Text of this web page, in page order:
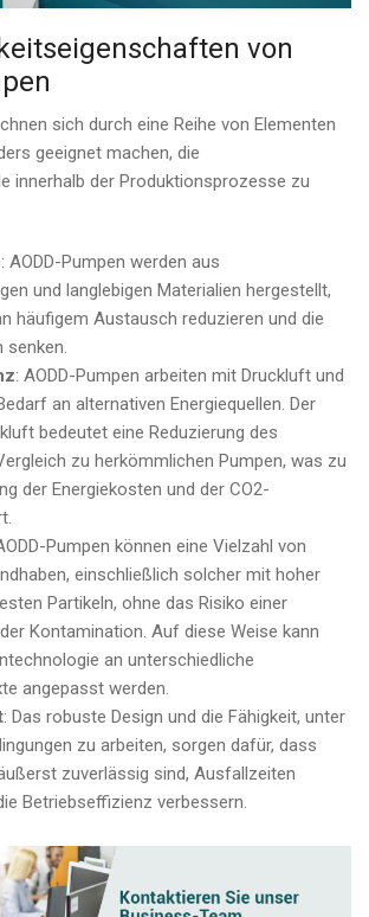
von
sich durch eine Reihe von Elementen
geeignet machen, die
innerhalb der Produktionsprozesse zu
: AODD-Pumpen werden aus
und langlebigen Materialien hergestellt,
häufigem Austausch reduzieren und die
senken.
: AODD-Pumpen arbeiten mit Druckluft und
an alternativen Energiequellen. Der
bedeutet eine Reduzierung des
zu herkömmlichen Pumpen, was zu
der Energiekosten und der CO2-
Pumpen können eine Vielzahl von
einschließlich solcher mit hoher
Partikeln, ohne das Risiko einer
Kontamination. Auf diese Weise kann
an unterschiedliche
angepasst werden.
: Das robuste Design und die Fähigkeit, unter
zu arbeiten, sorgen dafür, dass
zuverlässig sind, Ausfallzeiten
Betriebseffizienz verbessern.